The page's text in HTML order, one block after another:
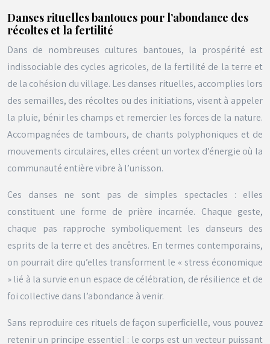
Danses rituelles bantoues pour l’abondance des
récoltes et la fertilité
Dans de nombreuses cultures bantoues, la prospérité est
indissociable des cycles agricoles, de la fertilité de la terre et
de la cohésion du village. Les danses rituelles, accomplies lors
des semailles, des récoltes ou des initiations, visent à appeler
la pluie, bénir les champs et remercier les forces de la nature.
Accompagnées de tambours, de chants polyphoniques et de
mouvements circulaires, elles créent un vortex d’énergie où la
communauté entière vibre à l’unisson.
Ces danses ne sont pas de simples spectacles : elles
constituent une forme de prière incarnée. Chaque geste,
chaque pas rapproche symboliquement les danseurs des
esprits de la terre et des ancêtres. En termes contemporains,
on pourrait dire qu’elles transforment le « stress économique
» lié à la survie en un espace de célébration, de résilience et de
foi collective dans l’abondance à venir.
Sans reproduire ces rituels de façon superficielle, vous pouvez
retenir un principe essentiel : le corps est un vecteur puissant